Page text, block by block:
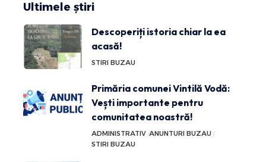
Ultimele știri
Descoperiți istoria chiar la ea
acasă!
STIRI BUZAU
Primăria comunei Vintilă Vodă:
Vești importante pentru
comunitatea noastră!
ADMINISTRATIV ANUNTURI BUZAU
STIRI BUZAU